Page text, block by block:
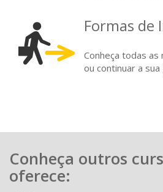
Formas de
Conheça todas
ou continuar a sua
Conheça outros
oferece: